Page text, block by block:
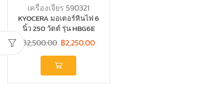
เครื่องเจียร 590321
KYOCERA มอเตอร์หินไฟ 6
นิ้ว 250 วัตต์ รุ่น HBG6E
฿2,500.00 ฿2,250.00